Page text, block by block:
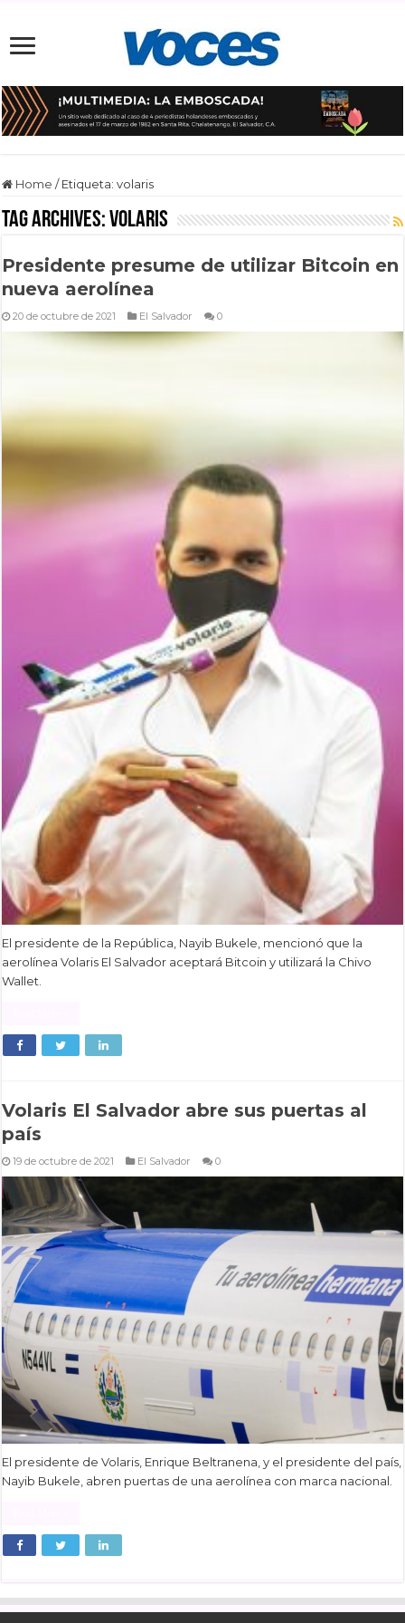
Home / Etiqueta:volaris
Tag Archives:volaris
Presidente presume de utilizar Bitcoin en
nueva aerolínea
20 de octubre de 2021 El Salvador 0
El presidente de la República, Nayib Bukele, mencionó que la
aerolínea Volaris El Salvador aceptará Bitcoin y utilizará la Chivo
Wallet.
Volaris El Salvador abre sus puertas al
país
19 de octubre de 2021 El Salvador 0
El presidente de Volaris, Enrique Beltranena, y el presidente del país,
Nayib Bukele, abren puertas de una aerolínea con marca nacional.